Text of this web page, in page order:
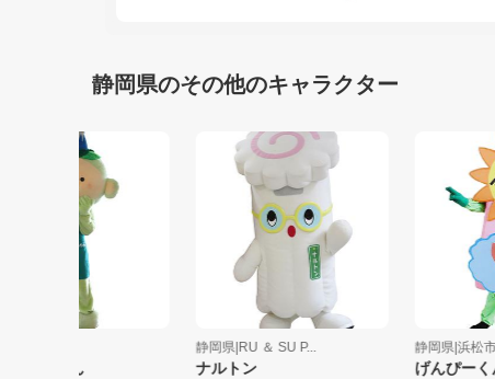
静岡県のその他のキャラクター
じゅくうちゃん
静岡県|RU ＆ SU P...
ナルトン
静岡県|
げんぴ